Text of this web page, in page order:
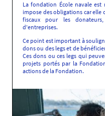
La fondation École navale
impose des obligations car elle
fiscaux pour les
d'entreprises.
Ce point est important à
dons ou des legs et de
Ces dons ou ces legs qui
projets portés par la
actions de la Fondation.